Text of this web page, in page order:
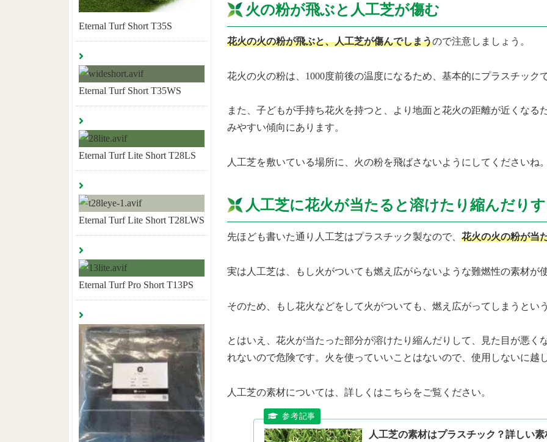
火の粉が飛ぶと人工芝が傷む
花火の火の粉が飛ぶと、人工芝が傷んでしまうので注意しましょう。
花火の火の粉は、1000度前後の温度になるため、基本的にプラスチック
また、子どもが手持ち花火を持つと、より地面と花火の距離が近くなる
みやすい傾向にあります。
人工芝を敷いている場所に、火の粉を飛ばさないようにしてくださいね。
人工芝に花火が当たると溶けたり縮んだり
先ほども書いた通り人工芝はプラスチック製なので、 花火の火の粉が当
実は人工芝は、もし火がついても燃え広がらないような難燃性の素材が
そのため、もし花火などをして火がついても、燃え広がってしまうとい
とはいえ、花火が当たった部分が溶けたり縮んだりして、見た目が悪く
れないので危険です。火を使っていいことはないので、使用しないに越
人工芝の素材については、詳しくはこちらをご覧ください。
人工芝の素材はプラスチック？詳しい
Eternal Turf Short T35S
Eternal Turf Short T35WS
Eternal Turf Lite Short T28LS
Eternal Turf Lite Short T28LWS
Eternal Turf Pro Short T13PS